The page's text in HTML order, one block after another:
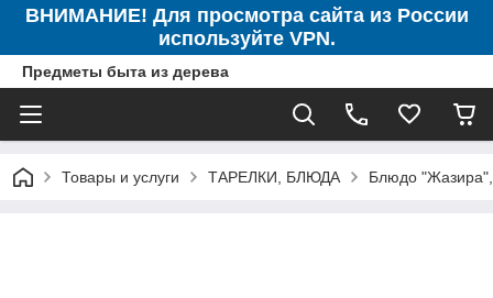
ВНИМАНИЕ! Для просмотра сайта из России
используйте VPN.
Предметы быта из дерева
Товары и услуги ТАРЕЛКИ, БЛЮДА Блюдо